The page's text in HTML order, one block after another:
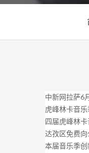
中新网拉萨6
虎峰林卡音
四届虎峰林
达孜区免费
本届音乐季